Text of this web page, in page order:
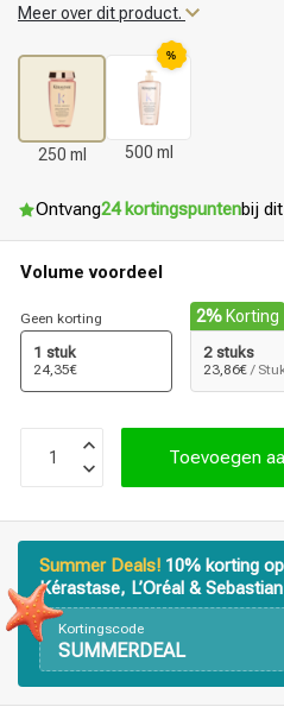
Meer over dit product.
250 ml
%
500 ml
Ontvang24 kortingspuntenbij
Volume voordeel
Geen korting
1 stuk
24,35€
2%Korting
2 stuks
23,86€ /
Toevoegen
Summer Deals! 10% korting
Kérastase, L’Oréal & Sebastian
Kortingscode
SUMMERDEAL